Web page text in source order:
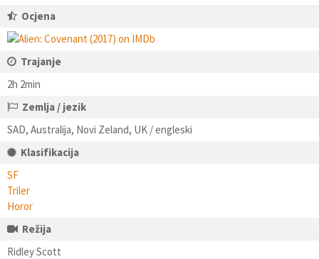
Ocjena
Trajanje
2h 2min
Zemlja / jezik
SAD, Australija, Novi Zeland, UK / engleski
Klasifikacija
SF
Triler
Horor
Režija
Ridley Scott